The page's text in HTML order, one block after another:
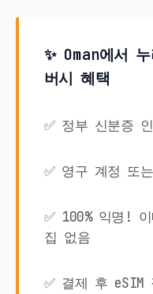
✨ Oman에서
버시 혜택
✅ 정부 신분증
✅ 영구 계정 또
✅ 100% 익명!
집 없음
✅ 결제 후 eSIM